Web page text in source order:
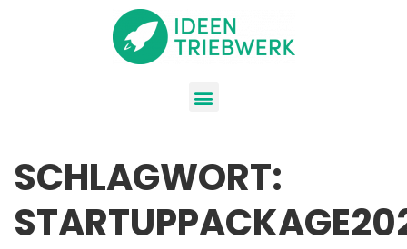
SCHLAGWORT: